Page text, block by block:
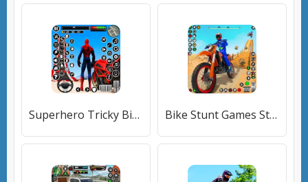
Superhero Tricky Bike Stunt (упергерой Трики Байк Стант) [МОД Много денег] APK Android Bike Stunt Games Stunt Bike 3D (Байк стант рэмп игра Байк Джамп) [МОД Бесконечные монеты] APK Android